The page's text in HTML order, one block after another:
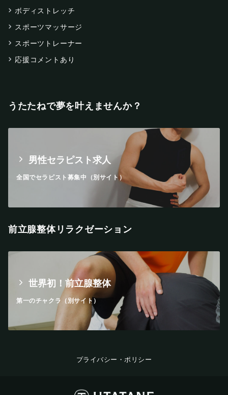
ボディストレッチ
スポーツマッサージ
スポーツトレーナー
応援コメントあり
うたたねで夢を叶えませんか？
男性セラピスト求人
全国でセラピスト募集中（別サイト）
前立腺整体リラクゼーション
世界初！前立腺整体
第一のチャクラ（別サイト）
プライバシー・ポリシー